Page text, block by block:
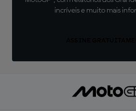
incríveis e muito mais